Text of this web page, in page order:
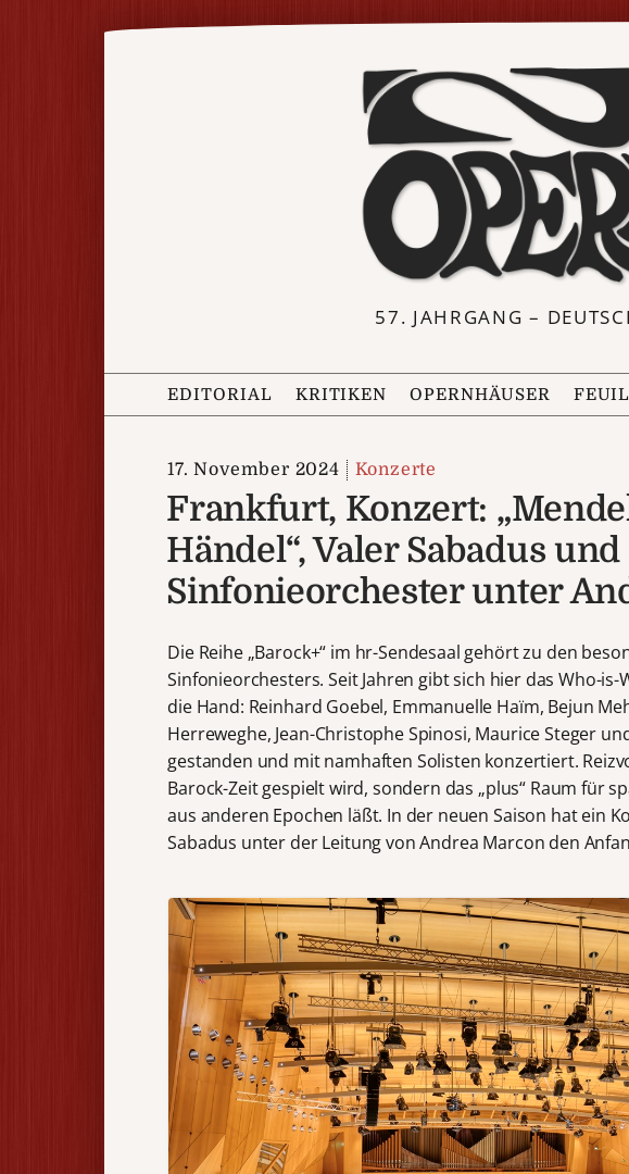
57. JAHRGANG –
EDITORIAL KRITIKEN OPERNHÄUSER
17. November 2024 Konzerte
Frankfurt, Konzert:
Händel“, Valer Sabadus
Sinfonieorchester unter
Die Reihe „Barock+“ im hr-Sendesaal gehört zu den
Sinfonieorchesters. Seit Jahren gibt sich hier das Who-is-
die Hand: Reinhard Goebel, Emmanuelle Haïm, Bejun
Herreweghe, Jean-Christophe Spinosi, Maurice Steger
gestanden und mit namhaften Solisten konzertiert.
Barock-Zeit gespielt wird, sondern das „plus“ Raum für
aus anderen Epochen läßt. In der neuen Saison hat ein
Sabadus unter der Leitung von Andrea Marcon den